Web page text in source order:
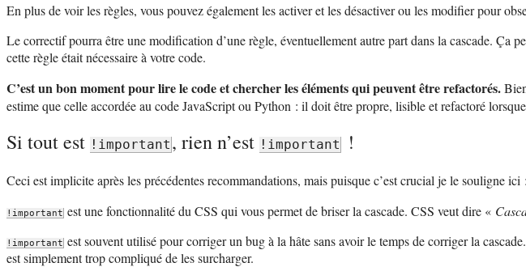
En plus de voir les règles, vous pouvez également les activer et les désactiver ou les modifier pour
Le correctif pourra être une modification d’une règle, éventuellement autre part dans la cascade. Ça
cette règle était nécessaire à votre code.
C’est un bon moment pour lire le code et chercher les éléments qui peuvent être refactorés.
estime que celle accordée au code JavaScript ou Python : il doit être propre, lisible et refactoré lorsque
Si tout est !important , rien n’est !important !
Ceci est implicite après les précédentes recommandations, mais puisque c’est crucial je le souligne ici :
!important est une fonctionnalité du CSS qui vous permet de briser la cascade. CSS veut dire «
!important est souvent utilisé pour corriger un bug à la hâte sans avoir le temps de corriger la
est simplement trop compliqué de les surcharger.